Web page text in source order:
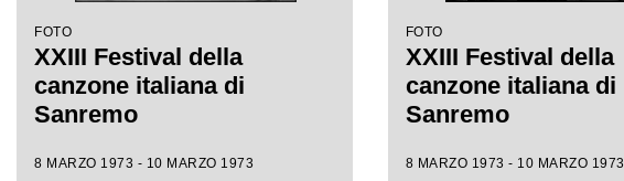
FOTO
XXIII Festival della
canzone italiana di
Sanremo
8 MARZO 1973 - 10 MARZO 1973
FOTO
XXIII Festival della
canzone italiana di
Sanremo
8 MARZO 1973 - 10 MARZO 1973